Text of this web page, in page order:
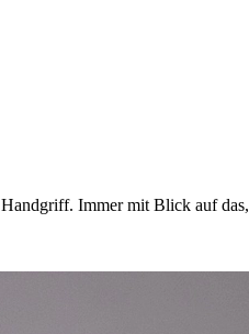
Handgriff. Immer mit Blick auf das,